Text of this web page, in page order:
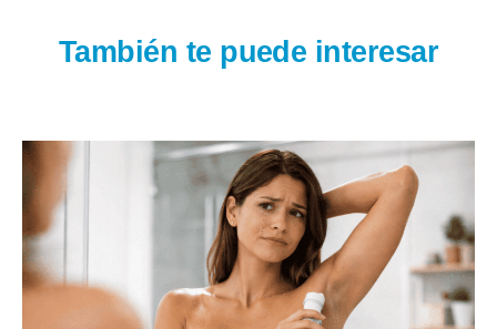
También te puede interesar